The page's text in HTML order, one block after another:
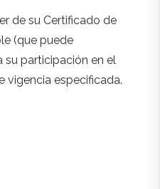
de su Certificado de
(que puede
su participación en el
vigencia especificada.